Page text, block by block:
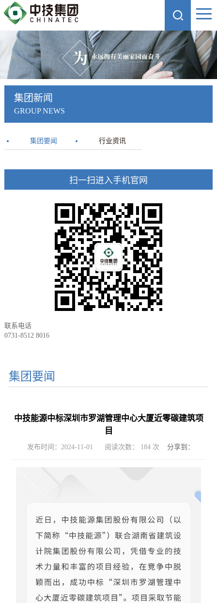
集团新闻
GROUP NEWS
集团要闻 行业资讯
扫一扫进入手机官网
联系电话
0731-8512 8016
集团要闻
中技能源中标深圳市罗湖管理中心大厦近零碳建筑项
目
发布时间：2024-11-01 阅读次数： 184次 分享到：